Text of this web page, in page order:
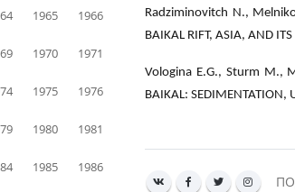
1965 1966
1970 1971
1975 1976
1980 1981
1985 1986
Radziminovitch N.,
BAIKAL RIFT, ASIA, AND
Vologina E.G., Sturm M.,
BAIKAL: